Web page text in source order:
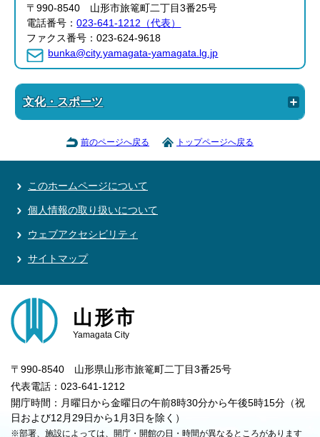
〒990-8540 山形市旅篭町二丁目3番25号
電話番号：023-641-1212（代表）
ファクス番号：023-624-9618
bunka@city.yamagata-yamagata.lg.jp
文化・スポーツ
前のページへ戻る トップページへ戻る
このホームページについて
個人情報の取り扱いについて
ウェブアクセシビリティ
サイトマップ
山形市
Yamagata City
〒990-8540 山形県山形市旅篭町二丁目3番25号
代表電話：023-641-1212
開庁時間：月曜日から金曜日の午前8時30分から午後5時15分（祝
日および12月29日から1月3日を除く）
※部署、施設によっては、開庁・開館の日・時間が異なるところがあります